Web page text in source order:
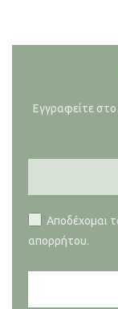
Εγγραφείτε
Αποδέχομαι
απορρήτου.